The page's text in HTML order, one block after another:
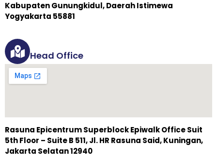
Kabupaten Gunungkidul, Daerah Istimewa
Yogyakarta 55881
Head Office
Rasuna Epicentrum Superblock Epiwalk Office Suit
5th Floor – Suite B 511, Jl. HR Rasuna Said, Kuningan,
Jakarta Selatan 12940